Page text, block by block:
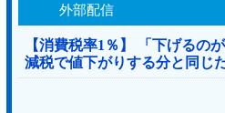
外部配信
【消費税率1％】 「下げるの
減税で値下がりする分と同じ
価格を変えない店も